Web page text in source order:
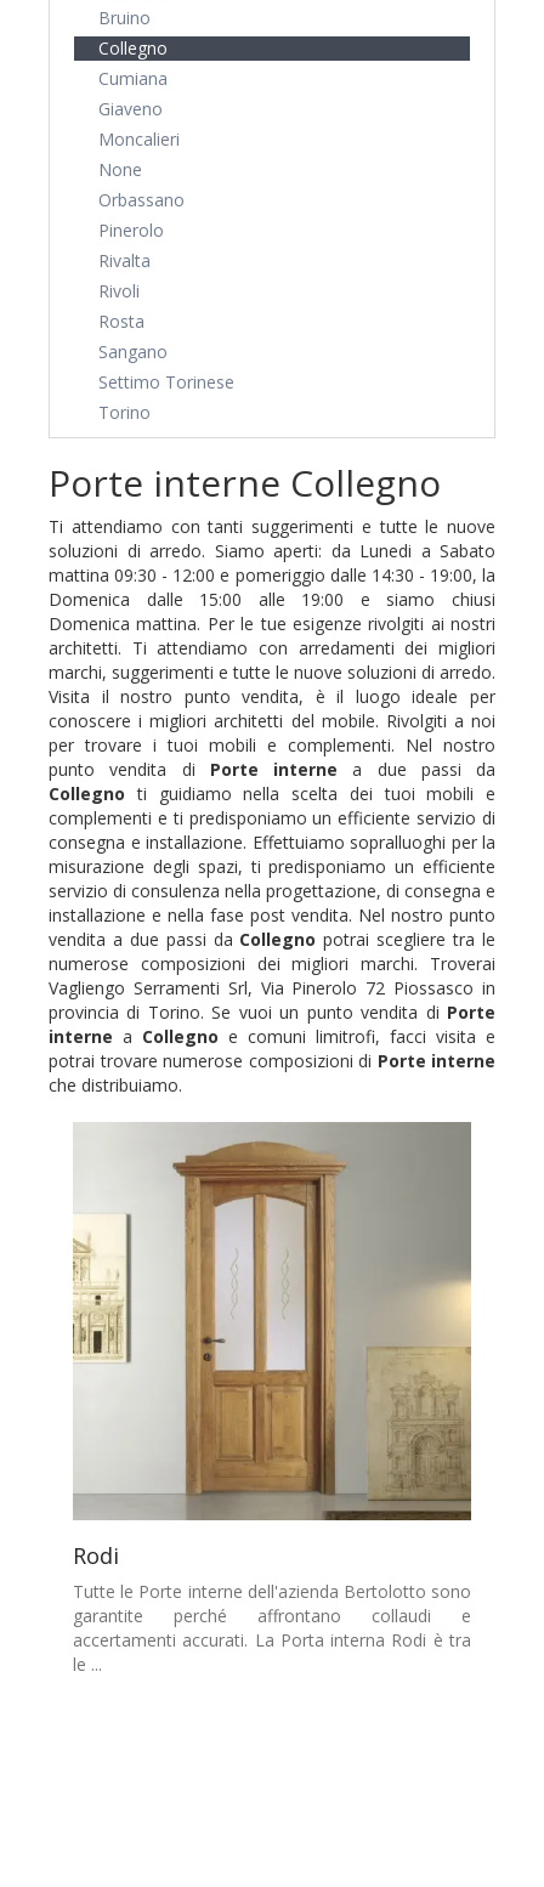
Bruino
Collegno
Cumiana
Giaveno
Moncalieri
None
Orbassano
Pinerolo
Rivalta
Rivoli
Rosta
Sangano
Settimo Torinese
Torino
Porte interne Collegno
Ti attendiamo con tanti suggerimenti e tutte le nuove
soluzioni di arredo. Siamo aperti: da Lunedi a Sabato
mattina 09:30 - 12:00 e pomeriggio dalle 14:30 - 19:00, la
Domenica dalle 15:00 alle 19:00 e siamo chiusi
Domenica mattina. Per le tue esigenze rivolgiti ai nostri
architetti. Ti attendiamo con arredamenti dei migliori
marchi, suggerimenti e tutte le nuove soluzioni di arredo.
Visita il nostro punto vendita, è il luogo ideale per
conoscere i migliori architetti del mobile. Rivolgiti a noi
per trovare i tuoi mobili e complementi. Nel nostro
punto vendita di Porte interne a due passi da
Collegno ti guidiamo nella scelta dei tuoi mobili e
complementi e ti predisponiamo un efficiente servizio di
consegna e installazione. Effettuiamo sopralluoghi per la
misurazione degli spazi, ti predisponiamo un efficiente
servizio di consulenza nella progettazione, di consegna e
installazione e nella fase post vendita. Nel nostro punto
vendita a due passi da Collegno potrai scegliere tra le
numerose composizioni dei migliori marchi. Troverai
Vagliengo Serramenti Srl, Via Pinerolo 72 Piossasco in
provincia di Torino. Se vuoi un punto vendita di Porte
interne a Collegno e comuni limitrofi, facci visita e
potrai trovare numerose composizioni di Porte interne
che distribuiamo.
Rodi
Tutte le Porte interne dell'azienda Bertolotto sono
garantite perché affrontano collaudi e
accertamenti accurati. La Porta interna Rodi è tra
le ...